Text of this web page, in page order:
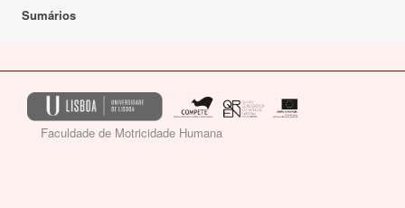
Sumários
Faculdade de Motricidade Humana